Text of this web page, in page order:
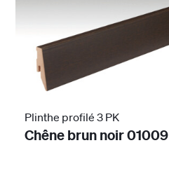
Plinthe profilé 3 PK
Chêne brun noir 01009